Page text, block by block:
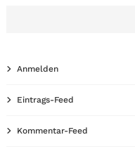
Anmelden
Eintrags-Feed
Kommentar-Feed